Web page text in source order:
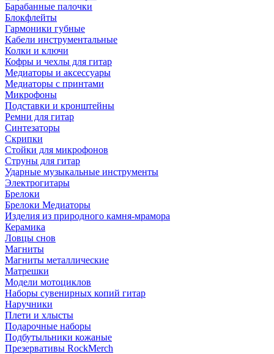
Барабанные палочки
Блокфлейты
Гармоники губные
Кабели инструментальные
Колки и ключи
Кофры и чехлы для гитар
Медиаторы и аксессуары
Медиаторы с принтами
Микрофоны
Подставки и кронштейны
Ремни для гитар
Синтезаторы
Скрипки
Стойки для микрофонов
Струны для гитар
Ударные музыкальные инструменты
Электрогитары
Брелоки
Брелоки Медиаторы
Изделия из природного камня-мрамора
Керамика
Ловцы снов
Магниты
Магниты металлические
Матрешки
Модели мотоциклов
Наборы сувенирных копий гитар
Наручники
Плети и хлысты
Подарочные наборы
Подбутыльники кожаные
Презервативы RockMerch